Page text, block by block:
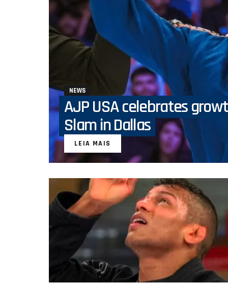
NEWS
AJP USA celebrates
Slam in Dallas
LEIA MAIS